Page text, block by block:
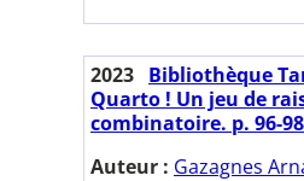
2023 Bibliothèque
Quarto ! Un jeu de
combinatoire. p. 96-
Auteur : Gazagnes